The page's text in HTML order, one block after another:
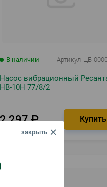
В наличии Артикул ЦБ-
Насос вибрационный
НВ-10Н 77/8/2
2 297 ₽